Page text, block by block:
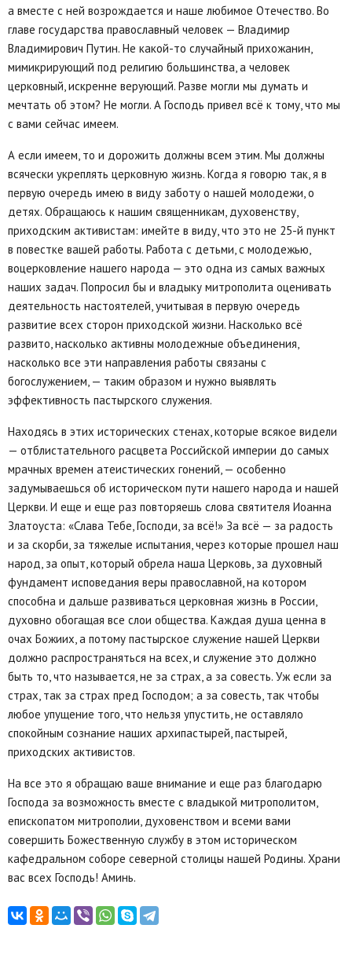
а вместе с ней возрождается и наше любимое Отечество. Во
главе государства православный человек — Владимир
Владимирович Путин. Не какой-то случайный прихожанин,
мимикрирующий под религию большинства, а человек
церковный, искренне верующий. Разве могли мы думать и
мечтать об этом? Не могли. А Господь привел всё к тому, что мы
с вами сейчас имеем.
А если имеем, то и дорожить должны всем этим. Мы должны
всячески укреплять церковную жизнь. Когда я говорю так, я в
первую очередь имею в виду заботу о нашей молодежи, о
детях. Обращаюсь к нашим священникам, духовенству,
приходским активистам: имейте в виду, что это не 25-й пункт
в повестке вашей работы. Работа с детьми, с молодежью,
воцерковление нашего народа — это одна из самых важных
наших задач. Попросил бы и владыку митрополита оценивать
деятельность настоятелей, учитывая в первую очередь
развитие всех сторон приходской жизни. Насколько всё
развито, насколько активны молодежные объединения,
насколько все эти направления работы связаны с
богослужением, — таким образом и нужно выявлять
эффективность пастырского служения.
Находясь в этих исторических стенах, которые всякое видели
— отблистательного расцвета Российской империи до самых
мрачных времен атеистических гонений, — особенно
задумываешься об историческом пути нашего народа и нашей
Церкви. И еще и еще раз повторяешь слова святителя Иоанна
Златоуста: «Слава Тебе, Господи, за всё!» За всё — за радость
и за скорби, за тяжелые испытания, через которые прошел наш
народ, за опыт, который обрела наша Церковь, за духовный
фундамент исповедания веры православной, на котором
способна и дальше развиваться церковная жизнь в России,
духовно обогащая все слои общества. Каждая душа ценна в
очах Божиих, а потому пастырское служение нашей Церкви
должно распространяться на всех, и служение это должно
быть то, что называется, не за страх, а за совесть. Уж если за
страх, так за страх пред Господом; а за совесть, так чтобы
любое упущение того, что нельзя упустить, не оставляло
спокойным сознание наших архипастырей, пастырей,
приходских активистов.
На все это я обращаю ваше внимание и еще раз благодарю
Господа за возможность вместе с владыкой митрополитом,
епископатом митрополии, духовенством и всеми вами
совершить Божественную службу в этом историческом
кафедральном соборе северной столицы нашей Родины. Храни
вас всех Господь! Аминь.